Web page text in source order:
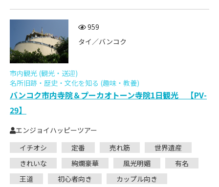
959
タイ／バンコク
市内観光 (観光・送迎)
名所旧跡・歴史・文化を知る (趣味・教養)
バンコク市内寺院＆プーカオトーン寺院1日観光 【PV-
29】
エンジョイハッピーツアー
イチオシ
定番 売れ筋
世界遺産
きれいな
絢爛豪華 風光明媚
有名
王道
初心者向き
カップル向き